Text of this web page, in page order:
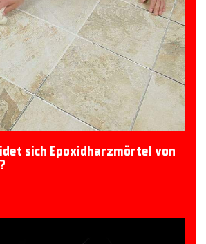
sich Epoxidharzmörtel von